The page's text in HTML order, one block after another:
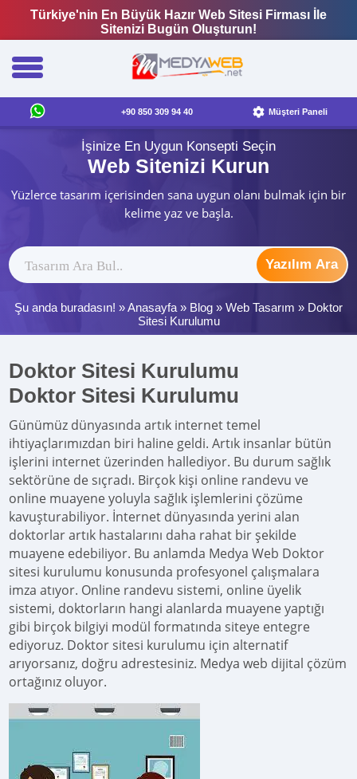
Türkiye'nin En Büyük Hazır Web Sitesi Firması İle
Sitenizi Bugün Oluşturun!
+90 850 309 94 40 Müşteri Paneli
İşinize En Uygun Konsepti Seçin
Web Sitenizi Kurun
Yüzlerce tasarım içerisinden sana uygun olanı bulmak için bir
kelime yaz ve başla.
Yazılım Ara
Şu anda buradasın! »Anasayfa » Blog » Web Tasarım » Doktor
Sitesi Kurulumu
Doktor Sitesi Kurulumu
Doktor Sitesi Kurulumu
Günümüz dünyasında artık internet temel
ihtiyaçlarımızdan biri haline geldi. Artık insanlar bütün
işlerini internet üzerinden hallediyor. Bu durum sağlık
sektörüne de sıçradı. Birçok kişi online randevu ve
online muayene yoluyla sağlık işlemlerini çözüme
kavuşturabiliyor. İnternet dünyasında yerini alan
doktorlar artık hastalarını daha rahat bir şekilde
muayene edebiliyor. Bu anlamda Medya Web Doktor
sitesi kurulumu konusunda profesyonel çalışmalara
imza atıyor. Online randevu sistemi, online üyelik
sistemi, doktorların hangi alanlarda muayene yaptığı
gibi birçok bilgiyi modül formatında siteye entegre
ediyoruz. Doktor sitesi kurulumu için alternatif
arıyorsanız, doğru adrestesiniz. Medya web dijital çözüm
ortağınız oluyor.